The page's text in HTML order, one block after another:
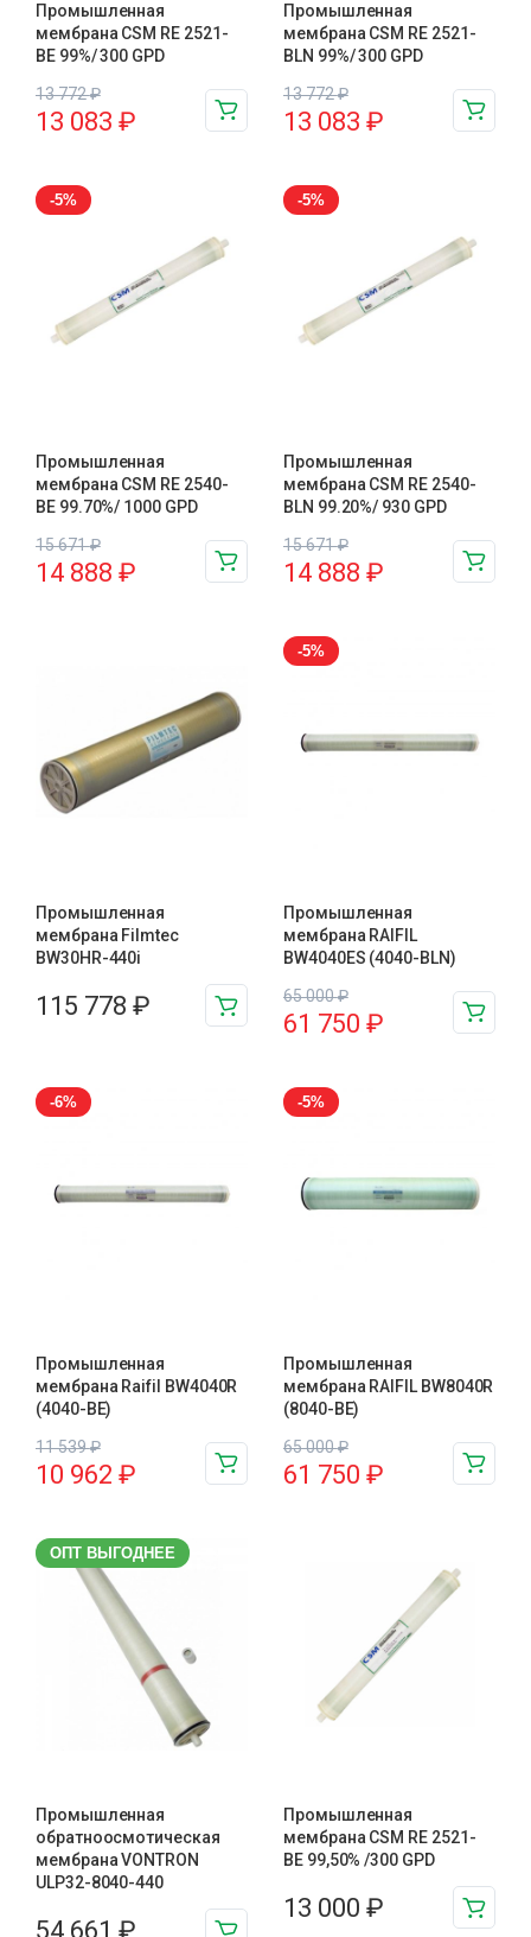
Промышленная
мембрана CSM RE 2521-
BE 99%/ 300 GPD
13 772₽
13 083 ₽
Промышленная
мембрана CSM RE 2521-
BLN 99%/ 300 GPD
13 772₽
13 083 ₽
-5%
Промышленная
мембрана CSM RE 2540-
BE 99.70%/ 1000 GPD
15 671₽
14 888 ₽
-5%
Промышленная
мембрана CSM RE 2540-
BLN 99.20%/ 930 GPD
15 671₽
14 888 ₽
Промышленная
мембрана Filmtec
BW30HR-440i
115 778 ₽
-5%
Промышленная
мембрана RAIFIL
BW4040ES (4040-BLN)
65 000₽
61 750 ₽
-6%
Промышленная
мембрана Raifil BW4040R
(4040-BE)
11 539₽
10 962 ₽
-5%
Промышленная
мембрана RAIFIL BW8040R
(8040-BE)
65 000₽
61 750 ₽
ОПТ ВЫГОДНЕЕ
Промышленная
обратноосмотическая
мембрана VONTRON
ULP32-8040-440
54 661 ₽
Промышленная
мембрана CSM RE 2521-
BE 99,50% /300 GPD
13 000 ₽